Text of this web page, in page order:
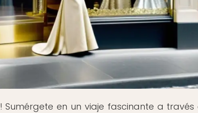
! Sumérgete en un viaje fascinante a